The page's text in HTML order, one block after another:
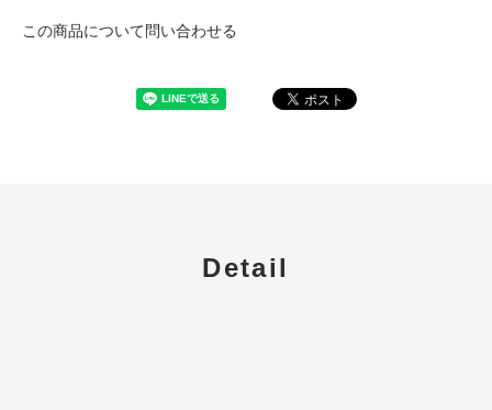
この商品について問い合わせる
Detail